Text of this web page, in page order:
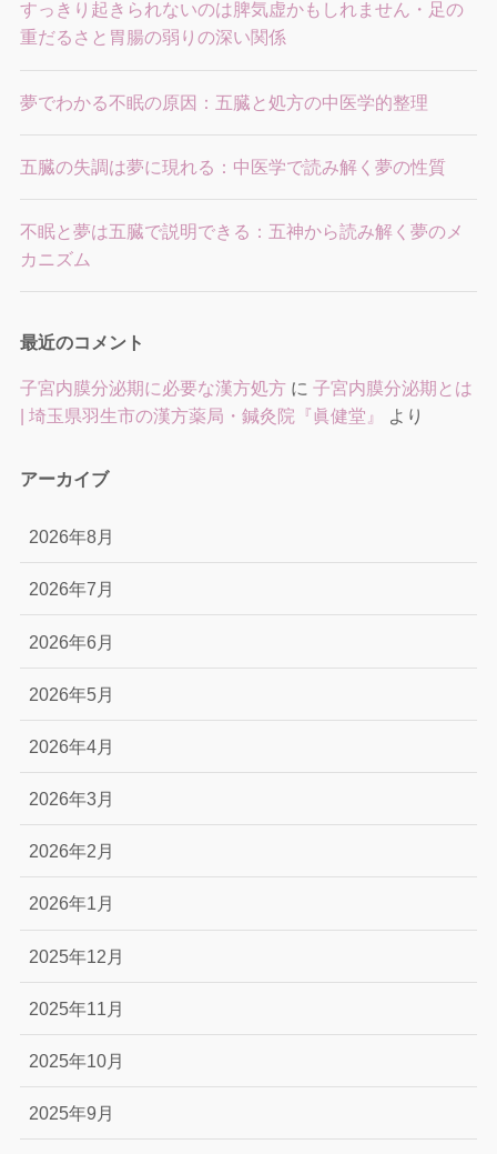
すっきり起きられないのは脾気虚かもしれません・足の
重だるさと胃腸の弱りの深い関係
夢でわかる不眠の原因：五臓と処方の中医学的整理
五臓の失調は夢に現れる：中医学で読み解く夢の性質
不眠と夢は五臓で説明できる：五神から読み解く夢のメ
カニズム
最近のコメント
子宮内膜分泌期に必要な漢方処方に 子宮内膜分泌期とは
| 埼玉県羽生市の漢方薬局・鍼灸院『眞健堂』
より
アーカイブ
2026年8月
2026年7月
2026年6月
2026年5月
2026年4月
2026年3月
2026年2月
2026年1月
2025年12月
2025年11月
2025年10月
2025年9月